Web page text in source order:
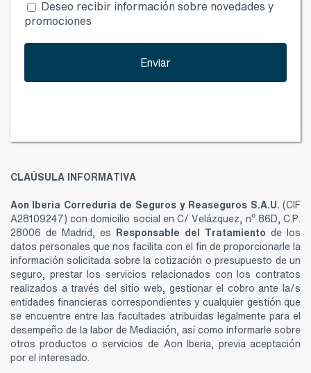
Desea
publicidad
Deseo recibir información sobre novedades y
promociones
CLAÚSULA INFORMATIVA
Aon Iberia Correduría de Seguros y Reaseguros S.A.U. (CIF
A28109247) con domicilio social en C/ Velázquez, nº 86D, C.P.
28006 de Madrid, es Responsable del Tratamiento de los
datos personales que nos facilita con el fin de proporcionarle la
información solicitada sobre la cotización o presupuesto de un
seguro, prestar los servicios relacionados con los contratos
realizados a través del sitio web, gestionar el cobro ante la/s
entidades financieras correspondientes y cualquier gestión que
se encuentre entre las facultades atribuidas legalmente para el
desempeño de la labor de Mediación, así como informarle sobre
otros productos o servicios de Aon Iberia, previa aceptación
por el interesado.